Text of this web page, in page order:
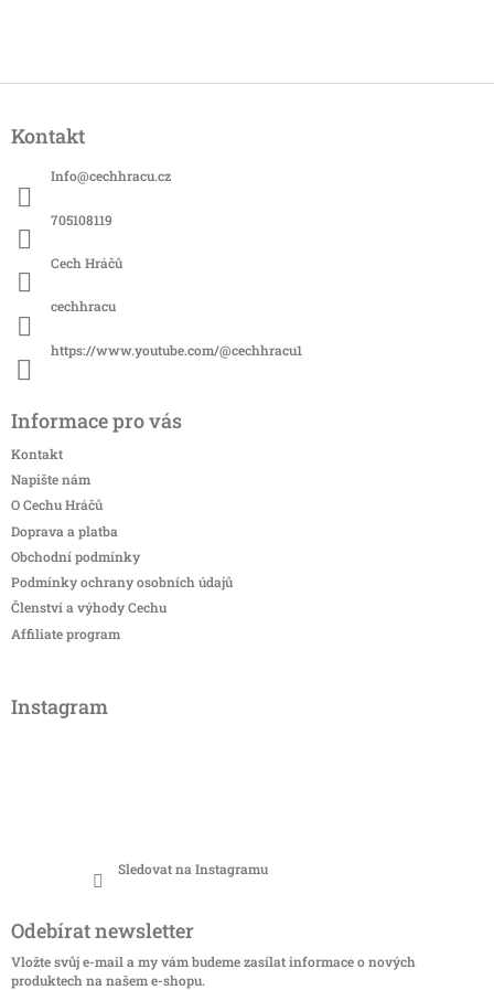
pKontakt
Info@cechhracu.cz
705108119
Cech Hráčů
cechhracu
https://www.youtube.com/@cechhracu1
Informace pro vás
Kontakt
Napište nám
O Cechu Hráčů
Doprava a platba
Obchodní podmínky
Podmínky ochrany osobních údajů
Členství a výhody Cechu
Affiliate program
Instagram
Sledovat na Instagramu
Odebírat newsletter
Vložte svůj e-mail a my vám budeme zasílat informace o nových
produktech na našem e-shopu.